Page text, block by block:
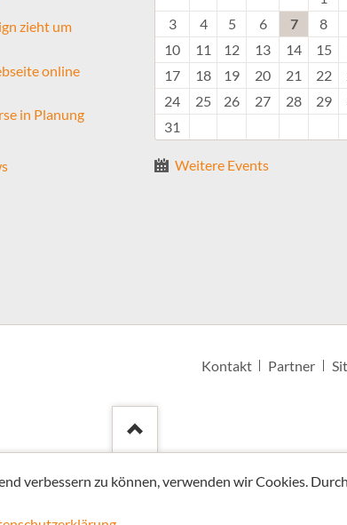
zieht um
online
in Planung
3
4 5 6 7 8
10
11 12 13 14 15
17
18 19 20 21 22
24
25 26 27 28 29
31
Weitere Events
Navigation
Kontakt Partner
verbessern zu können, verwenden wir Cookies.